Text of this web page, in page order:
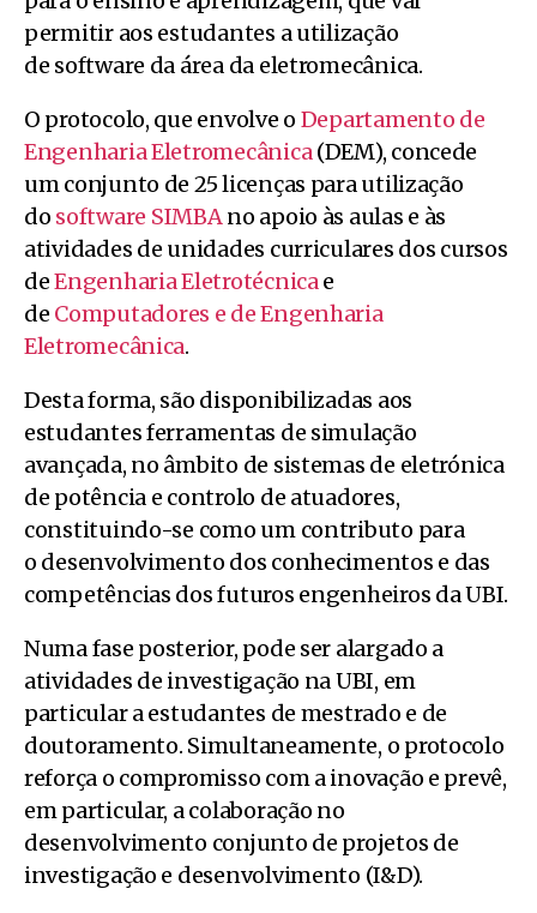
permitir aos estudantes a utilização
de software da área da eletromecânica.
O protocolo, que envolve o Departamento de
Engenharia Eletromecânica(DEM), concede
um conjunto de 25 licenças para utilização
do software SIMBAno apoio às aulas e às
atividades de unidades curriculares dos cursos
deEngenharia Eletrotécnicae
de Computadores e de Engenharia
Eletromecânica.
Desta forma, são disponibilizadas aos
estudantes ferramentas de simulação
avançada, no âmbito de sistemas de eletrónica
de potência e controlo de atuadores,
constituindo-se como um contributo para
o desenvolvimento dos conhecimentos e das
competências dos futuros engenheiros da UBI.
Numa fase posterior, pode ser alargado a
atividades de investigação na UBI, em
particular a estudantes de mestrado e de
doutoramento. Simultaneamente, o protocolo
reforça o compromisso com a inovação e prevê,
em particular, a colaboração no
desenvolvimento conjunto de projetos de
investigação e desenvolvimento (I&D).